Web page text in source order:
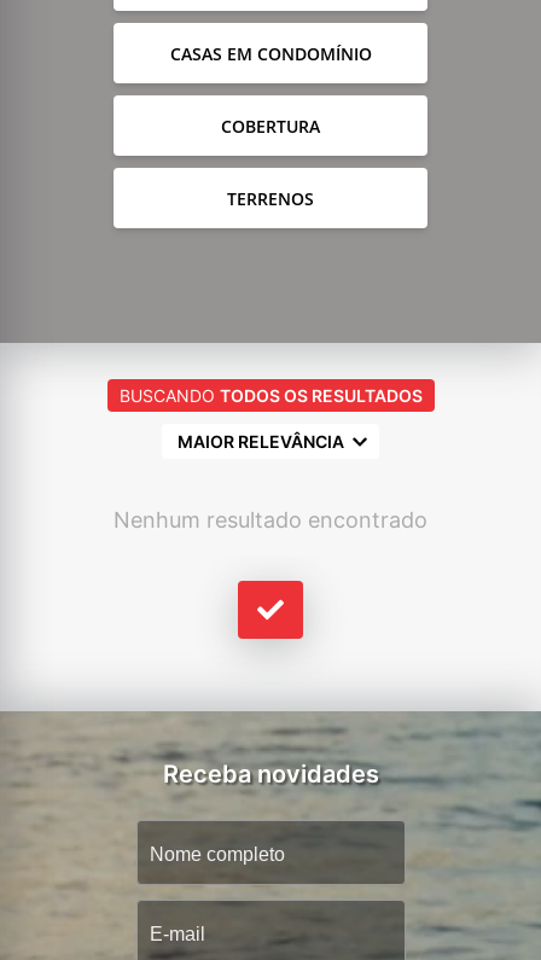
CASAS EM CONDOMÍNIO
COBERTURA
TERRENOS
BUSCANDO TODOS OS RESULTADOS
MAIOR RELEVÂNCIA
Nenhum resultado encontrado
Receba novidades